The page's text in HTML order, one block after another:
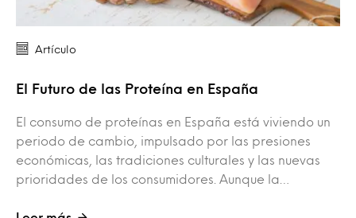
Artículo
El Futuro de las Proteína en España
El consumo de proteínas en España está viviendo un
periodo de cambio, impulsado por las presiones
económicas, las tradiciones culturales y las nuevas
prioridades de los consumidores. Aunque la…